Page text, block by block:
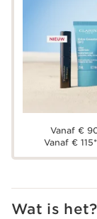
Vanaf €
Vanaf €
Wat is het?